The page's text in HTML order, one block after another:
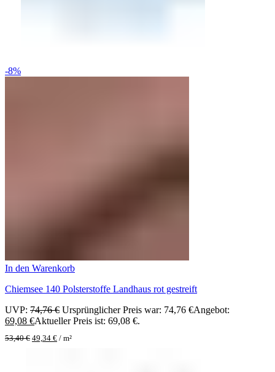
-8%
In den Warenkorb
Chiemsee 140 Polsterstoffe Landhaus rot gestreift
UVP: 74,76€ Ursprünglicher Preis war: 74,76 €Angebot:
69,08 €Aktueller Preis ist: 69,08 €.
53,40€ 49,34 € / m²